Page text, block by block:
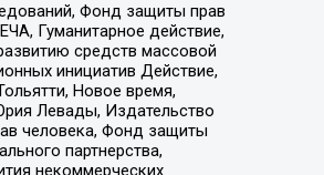
Фонд защиты прав
Гуманитарное действие,
средств массовой
инициатив Действие,
Новое время,
Левады, Издательство
человека, Фонд защиты
партнерства,
некоммерческих